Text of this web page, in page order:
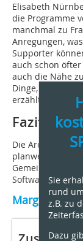
Elisabeth
die Programme
manchmal zu
Anregungen,
Supporter
auch schon
auch die Nähe
Dinge, die ich
erzählt
Fazit
Die Architekten,
Gemeinsam
Software so
Margret
Sie
rund
z.B. zu
Dazu